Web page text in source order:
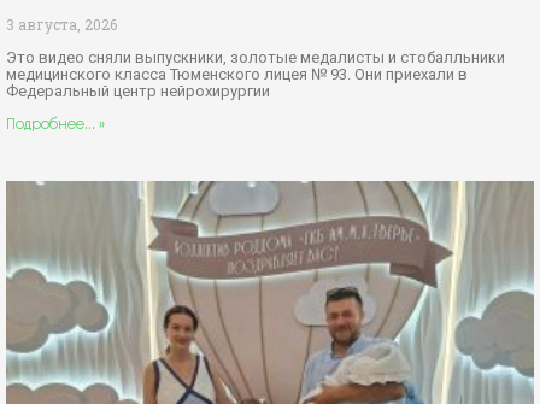
3 августа, 2026
Это видео сняли выпускники, золотые медалисты и стобалльники
медицинского класса Тюменского лицея № 93. Они приехали в
Федеральный центр нейрохирургии
Подробнее... »